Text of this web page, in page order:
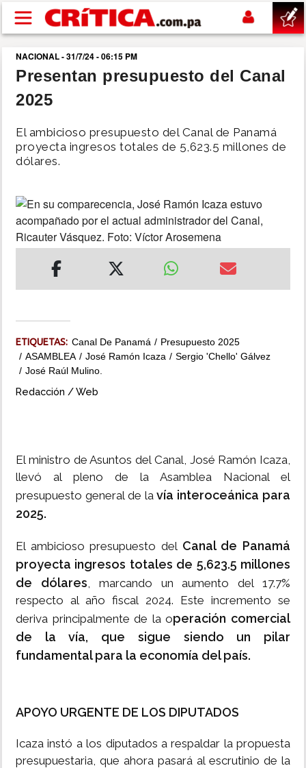
Pasar al contenido principal
buscar
SUCESOS
NACIONAL
MUNDO
MULTIMEDIA
NACIONAL - 31/7/24 - 06:15 PM
Presentan presupuesto del Canal
2025
El ambicioso presupuesto del Canal de Panamá
proyecta ingresos totales de 5,623.5 millones de
dólares.
ETIQUETAS: Canal De Panamá
Presupuesto 2025
ASAMBLEA
José Ramón Icaza
Sergio 'Chello' Gálvez
José Raúl Mulino.
Redacción / Web
El ministro de Asuntos del Canal, José Ramón Icaza,
llevó al pleno de la Asamblea Nacional el
presupuesto general de lavía interoceánica para
2025.
El ambicioso presupuesto del Canal de Panamá
proyecta ingresos totales de 5,623.5 millones
de dólares, marcando un aumento del 17.7%
respecto al año fiscal 2024. Este incremento se
deriva principalmente de la operación comercial
de la vía, que sigue siendo un pilar
fundamental para la economía del país.
APOYO URGENTE DE LOS DIPUTADOS
Icaza instó a los diputados a respaldar la propuesta
presupuestaria, que ahora pasará al escrutinio de la